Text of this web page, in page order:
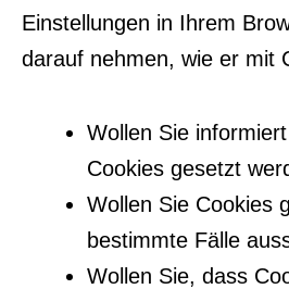
Einstellungen in Ihrem
darauf nehmen, wie er mit
Wollen Sie
Cookies gesetzt
Wollen Sie Cookies
bestimmte Fälle
Wollen Sie, dass